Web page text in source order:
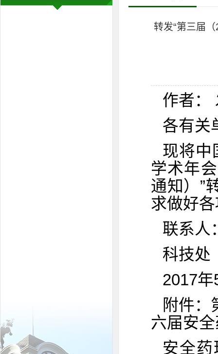
转发“第三届
作者：
各有关
现将中
学术年
通知）”
求做好
联系人
科技处
2017
附件：
六届安
安全药